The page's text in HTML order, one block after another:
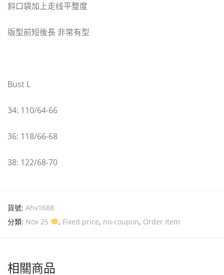
斜口袋加上走线平整度
版型前短後長 非常有型
Bust L
34: 110/64-66
36: 118/66-68
38: 122/68-70
貨號: Ahv1688
分類: Nov 25 , Fixed price, no-coupon, Order Item
相關商品